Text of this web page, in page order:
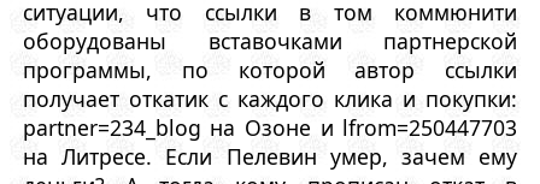
ситуации, что ссылки в том коммюнити
оборудованы вставочками партнерской
программы, по которой автор ссылки
получает откатик с каждого клика и покупки:
partner=234_blog на Озоне и lfrom=250447703
на Литресе. Если Пелевин умер, зачем ему